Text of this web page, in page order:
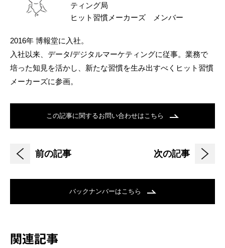
ティング局
ヒット習慣メーカーズ メンバー
2016年 博報堂に入社。
入社以来、データ/デジタルマーケティングに従事。業務で
培った知見を活かし、新たな習慣を生み出すべくヒット習慣
メーカーズに参画。
この記事に関するお問い合わせはこちら
前の記事 次の記事
バックナンバーはこちら
関連記事